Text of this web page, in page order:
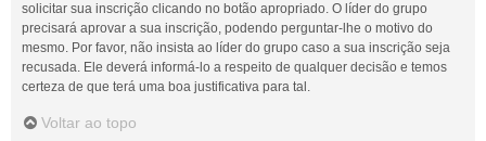
solicitar sua inscrição clicando no botão apropriado. O líder do grupo
precisará aprovar a sua inscrição, podendo perguntar-lhe o motivo do
mesmo. Por favor, não insista ao líder do grupo caso a sua inscrição seja
recusada. Ele deverá informá-lo a respeito de qualquer decisão e temos
certeza de que terá uma boa justificativa para tal.
Voltar ao topo